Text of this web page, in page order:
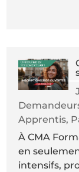
Apprentis,
À CMA
en
intensifs,